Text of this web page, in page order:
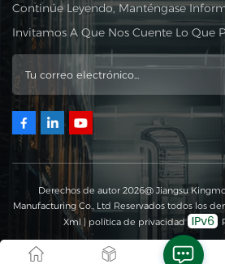
Continúe Leyendo, Manténgase
Invitamos A Que Nos Cuente Lo Que
Derechos de autor 2026@ Jiangsu
Manufacturing Co., Ltd Reservados todos los
Xml
política de privacidad